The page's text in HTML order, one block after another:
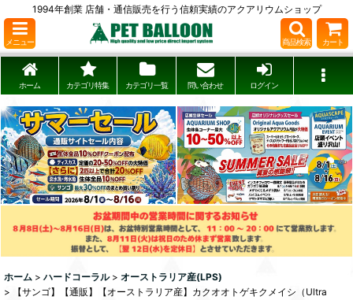
1994年創業 店舗・通信販売を行う信頼実績のアクアリウムショップ
メニュー 商品検索 カート
ホーム カテゴリ特集 カテゴリ一覧 問い合わせ ログイン
ホーム > ハードコーラル > オーストラリア産(LPS)
>
【サンゴ】【通販】【オーストラリア産】カクオオトゲキクメイシ（Ultra